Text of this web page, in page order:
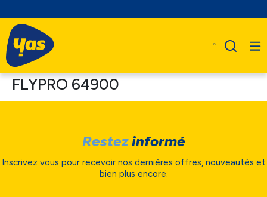
FLYPRO 64900
Restezinformé
Inscrivez vous pour recevoir nos dernières offres, nouveautés et
bien plus encore.